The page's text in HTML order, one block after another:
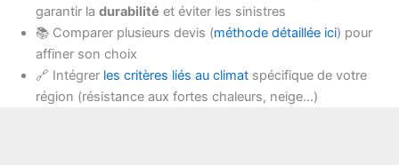
garantir la durabilité et éviter les sinistres
📚 Comparer plusieurs devis (méthode détaillée ici) pour
affiner son choix
🔗 Intégrer les critères liés au climat spécifique de votre
région (résistance aux fortes chaleurs, neige…)